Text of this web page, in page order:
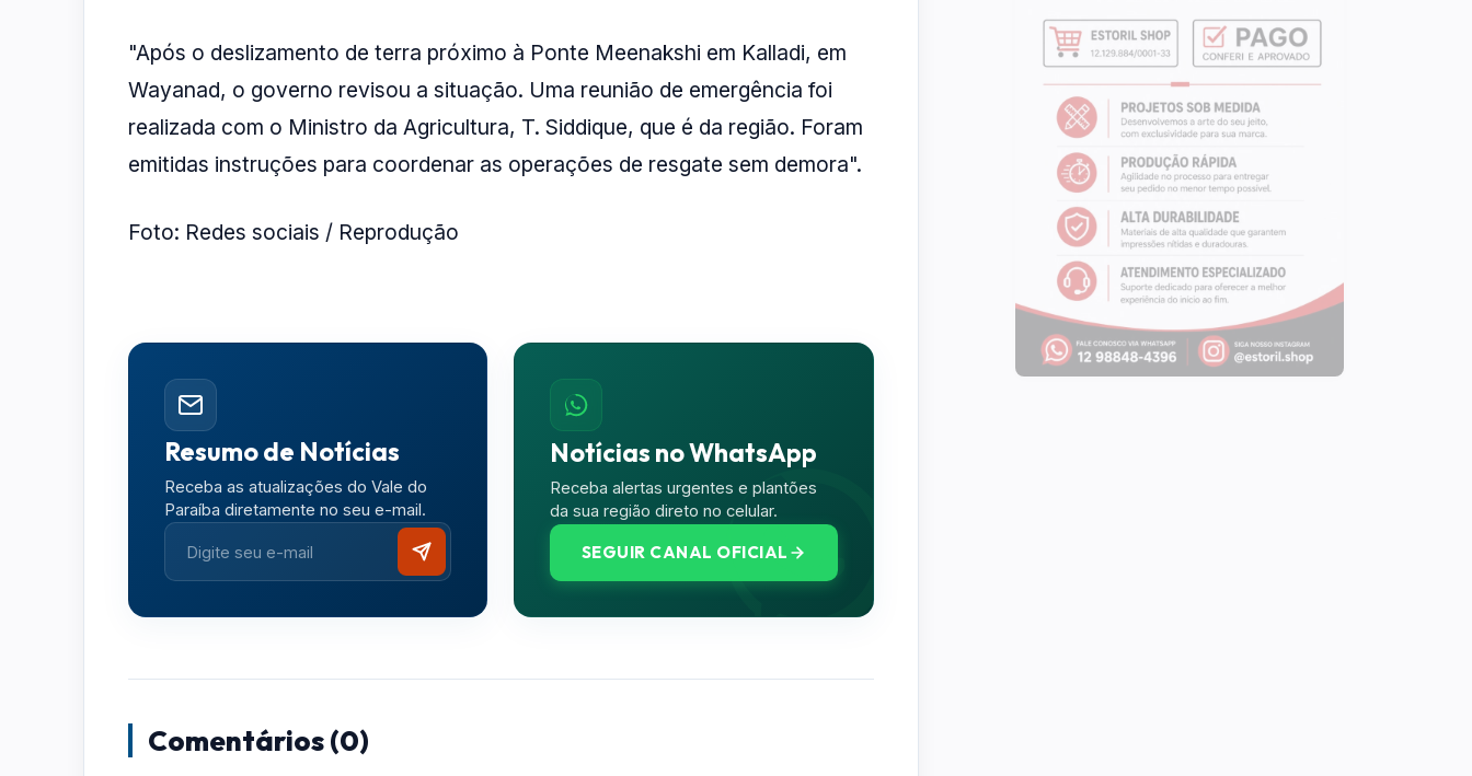
"Após o deslizamento de terra próximo à Ponte Meenakshi em Kalladi, em
Wayanad, o governo revisou a situação. Uma reunião de emergência foi
realizada com o Ministro da Agricultura, T. Siddique, que é da região. Foram
emitidas instruções para coordenar as operações de resgate sem demora".
Foto: Redes sociais / Reprodução
Resumo de Notícias
Receba as atualizações do Vale do
Paraíba diretamente no seu e-mail.
Notícias no WhatsApp
Receba alertas urgentes e plantões
da sua região direto no celular.
SEGUIR CANAL OFICIAL
Comentários (0)